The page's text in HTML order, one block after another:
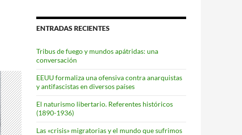
ENTRADAS RECIENTES
Tribus de fuego y mundos apátridas: una
conversación
EEUU formaliza una ofensiva contra anarquistas
y antifascistas en diversos países
El naturismo libertario. Referentes históricos
(1890-1936)
Las «crisis» migratorias y el mundo que sufrimos